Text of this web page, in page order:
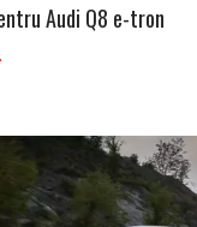
Audi Q8 e-tron